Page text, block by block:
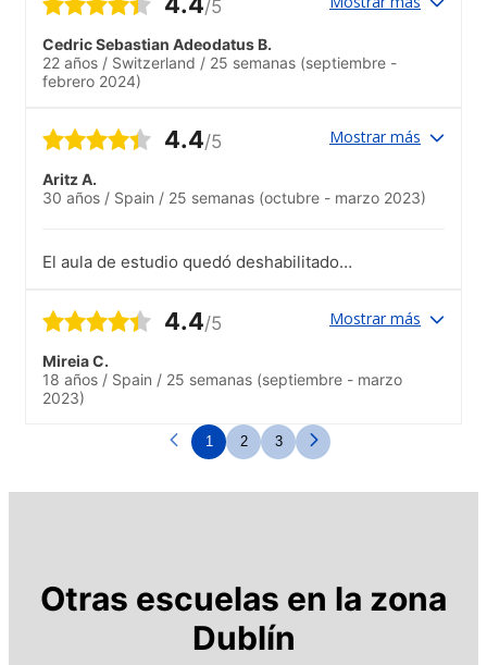
/5
Cedric Sebastian Adeodatus B.
22 años / Switzerland / 25 semanas (septiembre -
febrero 2024)
4.4/5 Mostrar más
Aritz A.
30 años / Spain / 25 semanas (octubre - marzo 2023)
El aula de estudio quedó deshabilitado
4.4/5 Mostrar más
Mireia C.
18 años / Spain / 25 semanas (septiembre - marzo
2023)
1 2 3
Otras escuelas en la zona
Dublín